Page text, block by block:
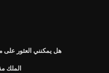
هل يمكنني العثور على
الملك